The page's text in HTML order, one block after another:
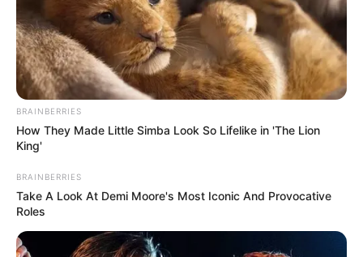
BRAINBERRIES
How They Made Little Simba Look So Lifelike in 'The Lion
King'
BRAINBERRIES
Take A Look At Demi Moore's Most Iconic And Provocative
Roles